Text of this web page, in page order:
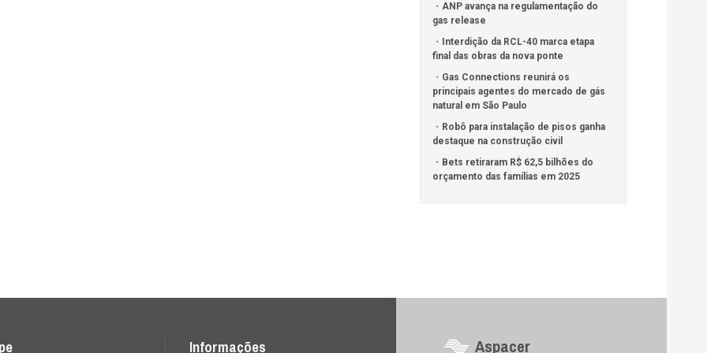
ANP avança na regulamentação do
gas release
Interdição da RCL-40 marca etapa
final das obras da nova ponte
Gas Connections reunirá os
principais agentes do mercado de gás
natural em São Paulo
Robô para instalação de pisos ganha
destaque na construção civil
Bets retiraram R$ 62,5 bilhões do
orçamento das famílias em 2025
Informações Aspacer